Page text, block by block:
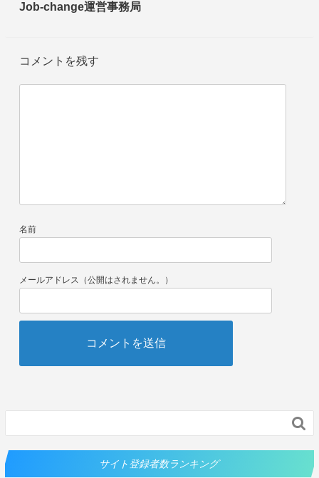
Job-change運営事務局
コメントを残す
名前
メールアドレス（公開はされません。）

サイト登録者数ランキング